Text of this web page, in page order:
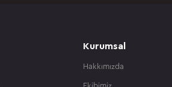
Kurumsal
Hakkımızda